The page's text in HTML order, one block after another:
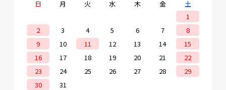
日 月 火 水 木 金
土
1
2
3 4 5 6 7
8
9
10 11 12 13 14
15
16
17 18 19 20 21
22
23
24 25 26 27 28
29
30
31